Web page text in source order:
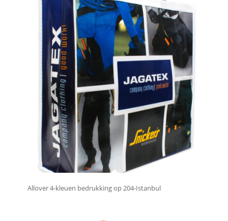
Allover 4-kleuen bedrukking op 204-Istanbul